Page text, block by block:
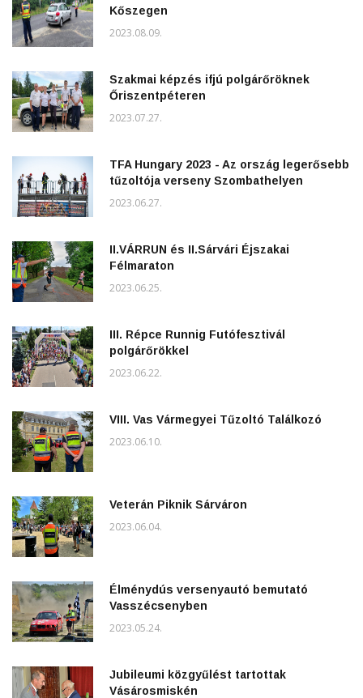
Kőszegen
2023.08.09.
Szakmai képzés ifjú polgárőröknek
Őriszentpéteren
2023.07.27.
TFA Hungary 2023 - Az ország legerősebb
tűzoltója verseny Szombathelyen
2023.06.27.
II.VÁRRUN és II.Sárvári Éjszakai
Félmaraton
2023.06.25.
III. Répce Runnig Futófesztivál
polgárőrökkel
2023.06.22.
VIII. Vas Vármegyei Tűzoltó Találkozó
2023.06.10.
Veterán Piknik Sárváron
2023.06.04.
Élménydús versenyautó bemutató
Vasszécsenyben
2023.05.24.
Jubileumi közgyűlést tartottak
Vásárosmiskén